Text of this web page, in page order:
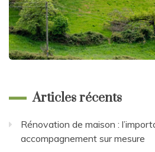
Articles récents
Rénovation de maison :
accompagnement sur mesure